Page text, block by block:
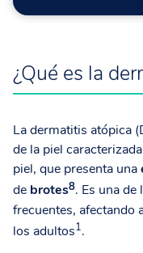
¿Qué es la
La dermatitis atópica
de la piel
piel, que presenta una
de brotes8. Es una
frecuentes, afectando
los adultos1.